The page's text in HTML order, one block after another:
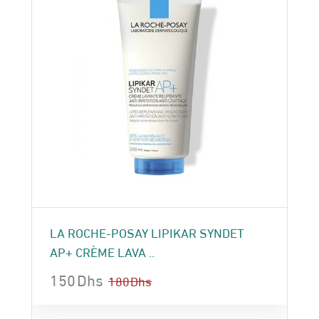
LA ROCHE-POSAY LIPIKAR SYNDET
AP+ CRÈME LAVA ..
180Dhs
150Dhs